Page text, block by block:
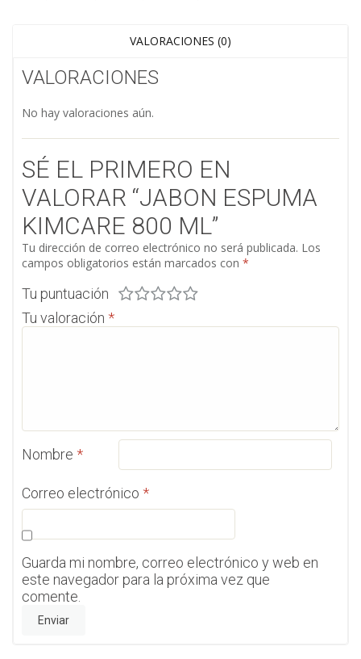
VALORACIONES (0)
VALORACIONES
No hay valoraciones aún.
SÉ EL PRIMERO EN
VALORAR “JABON ESPUMA
KIMCARE 800 ML”
Tu dirección de correo electrónico no será publicada. Los
campos obligatorios están marcados con *
Tu puntuación
Tu valoración *
Nombre *
Correo electrónico *
Guarda mi nombre, correo electrónico y web en
este navegador para la próxima vez que
comente.